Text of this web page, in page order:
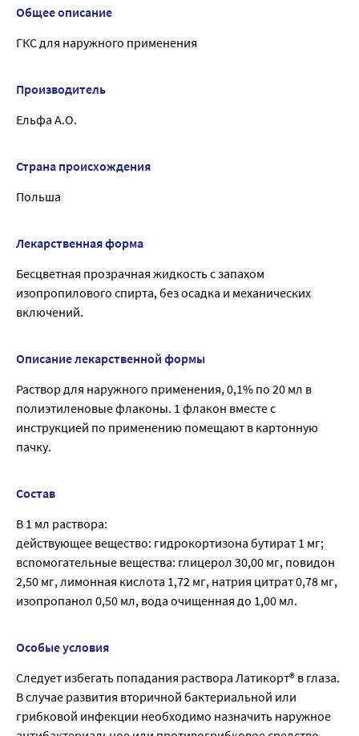
Общее описание
ГКС для наружного применения
Производитель
Ельфа А.О.
Страна происхождения
Польша
Лекарственная форма
Бесцветная прозрачная жидкость с запахом
изопропилового спирта, без осадка и механических
включений.
Описание лекарственной формы
Раствор для наружного применения, 0,1% по 20 мл в
полиэтиленовые флаконы. 1 флакон вместе с
инструкцией по применению помещают в картонную
пачку.
Состав
В 1 мл раствора:
действующее вещество: гидрокортизона бутират 1 мг;
вспомогательные вещества: глицерол 30,00 мг, повидон
2,50 мг, лимонная кислота 1,72 мг, натрия цитрат 0,78 мг,
изопропанол 0,50 мл, вода очищенная до 1,00 мл.
Особые условия
Следует избегать попадания раствора Латикорт® в глаза.
В случае развития вторичной бактериальной или
грибковой инфекции необходимо назначить наружное